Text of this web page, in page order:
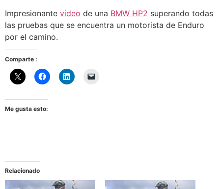
Impresionante video de una BMW HP2 superando todas
las pruebas que se encuentra un motorista de Enduro
por el camino.
Comparte :
Me gusta esto:
Relacionado